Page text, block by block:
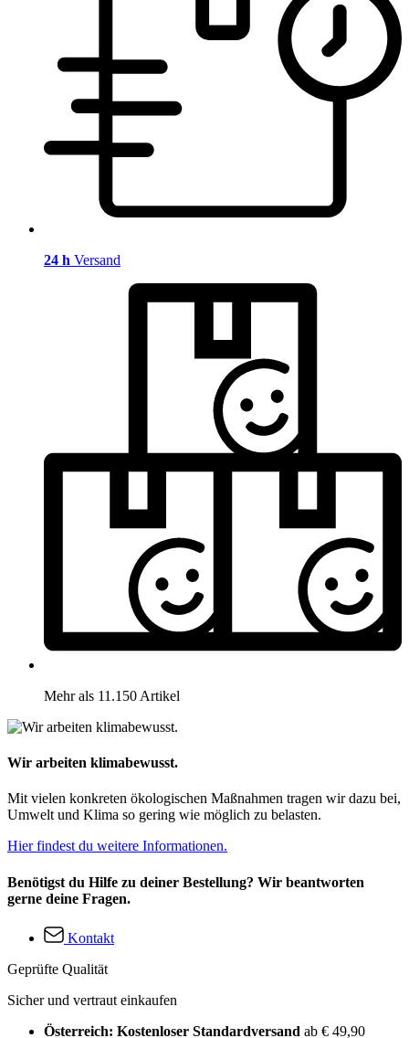
24 h Versand
Mehr als 11.150 Artikel
Wir arbeiten klimabewusst.
Mit vielen konkreten ökologischen Maßnahmen tragen wir dazu bei,
Umwelt und Klima so gering wie möglich zu belasten.
Hier findest du weitere Informationen.
Benötigst du Hilfe zu deiner Bestellung? Wir beantworten
gerne deine Fragen.
Kontakt
Geprüfte Qualität
Sicher und vertraut einkaufen
Österreich: Kostenloser Standardversand ab € 49,90